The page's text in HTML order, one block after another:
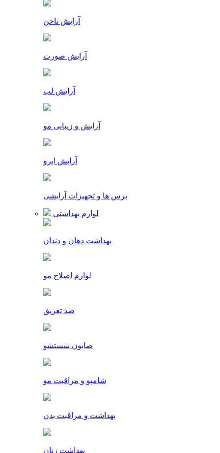
آرایش ناخن
آرایش صورت
آرایش لب
آرایش و زیبایی مو
آرایش ابرو
برس ها و تجهیزات آرایشی
لوازم بهداشتی
بهداشت دهان و دندان
لوازم اصلاح مو
ضد تعریق
صابون شستشو
شامپو و مراقبت مو
بهداشت و مراقبت بدن
بهداشت زنان